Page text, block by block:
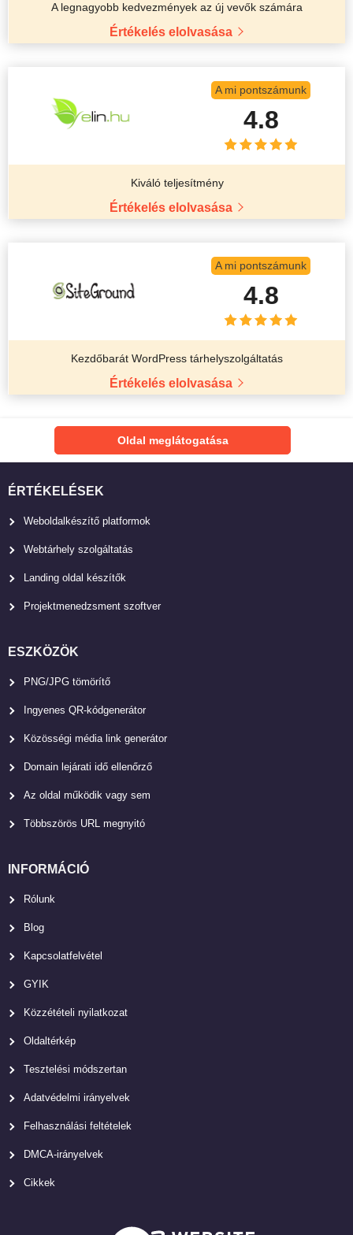
A legnagyobb kedvezmények az új vevők számára
Értékelés elolvasása
A mi pontszámunk
4.8
Kiváló teljesítmény
Értékelés elolvasása
A mi pontszámunk
4.8
Kezdőbarát WordPress tárhelyszolgáltatás
Értékelés elolvasása
Oldal meglátogatása
ÉRTÉKELÉSEK
Weboldalkészítő platformok
Webtárhely szolgáltatás
Landing oldal készítők
Projektmenedzsment szoftver
ESZKÖZÖK
PNG/JPG tömörítő
Ingyenes QR-kódgenerátor
Közösségi média link generátor
Domain lejárati idő ellenőrző
Az oldal működik vagy sem
Többszörös URL megnyitó
INFORMÁCIÓ
Rólunk
Blog
Kapcsolatfelvétel
GYIK
Közzétételi nyilatkozat
Oldaltérkép
Tesztelési módszertan
Adatvédelmi irányelvek
Felhasználási feltételek
DMCA-irányelvek
Cikkek